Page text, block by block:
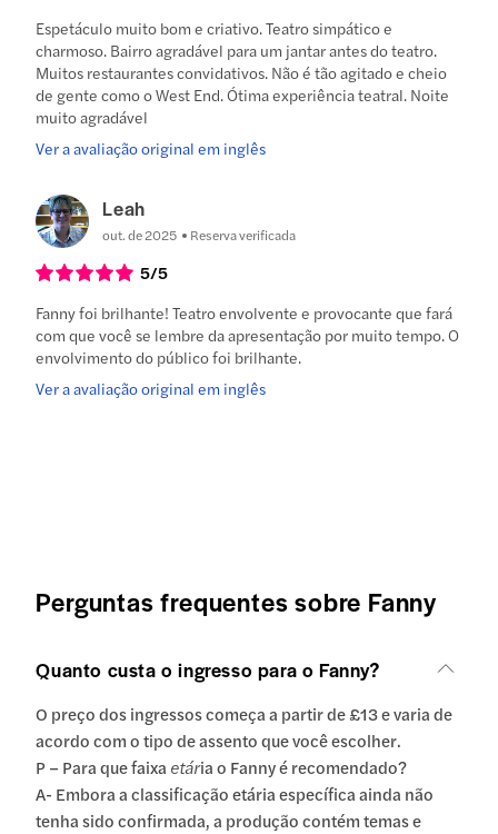
Espetáculo muito bom e criativo. Teatro simpático e
charmoso. Bairro agradável para um jantar antes do teatro.
Muitos restaurantes convidativos. Não é tão agitado e cheio
de gente como o West End. Ótima experiência teatral. Noite
muito agradável
Ver a avaliação original em inglês
Leah
out. de 2025 Reserva verificada
5/5
Fanny foi brilhante! Teatro envolvente e provocante que fará
com que você se lembre da apresentação por muito tempo. O
envolvimento do público foi brilhante.
Ver a avaliação original em inglês
Perguntas frequentes sobre Fanny
Quanto custa o ingresso para o Fanny?
O preço dos ingressos começa a partir de £13 e varia de
acordo com o tipo de assento que você escolher.
P – Para que faixa etária o Fanny é recomendado?
A- Embora a classificação etária específica ainda não
tenha sido confirmada, a produção contém temas e